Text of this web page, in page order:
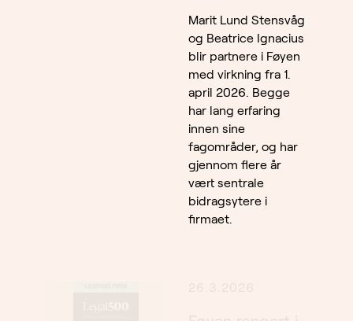
Marit Lund Stensvåg
og Beatrice Ignacius
blir partnere i Føyen
med virkning fra 1.
april 2026. Begge
har lang erfaring
innen sine
fagområder, og har
gjennom flere år
vært sentrale
bidragsytere i
firmaet.